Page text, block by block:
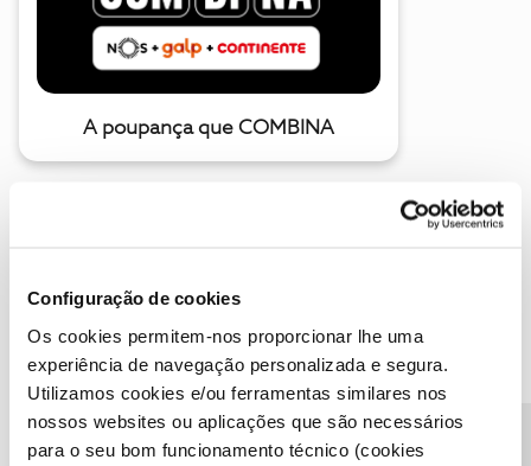
Configuração de cookies
Os cookies permitem-nos proporcionar lhe uma
experiência de navegação personalizada e segura.
Utilizamos cookies e/ou ferramentas similares nos
nossos websites ou aplicações que são necessários
para o seu bom funcionamento técnico (cookies
A poupança que COMBINA
Descubra as novidades de julho